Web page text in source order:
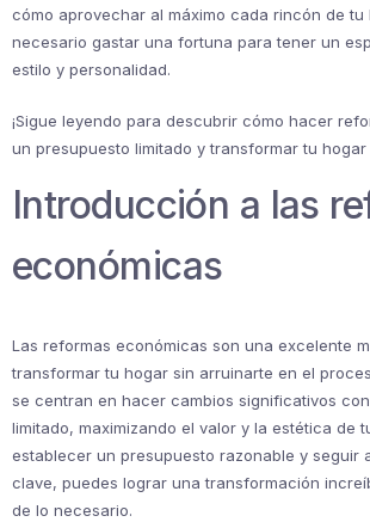
cómo aprovechar al máximo cada rincón de tu
necesario gastar una fortuna para tener un
estilo y personalidad.
¡Sigue leyendo para descubrir cómo hacer
un presupuesto limitado y transformar tu
Introducción a las
económicas
Las reformas económicas son una excelente
transformar tu hogar sin arruinarte en el
se centran en hacer cambios significativos
limitado, maximizando el valor y la estética de
establecer un presupuesto razonable y seguir
clave, puedes lograr una transformación
de lo necesario.